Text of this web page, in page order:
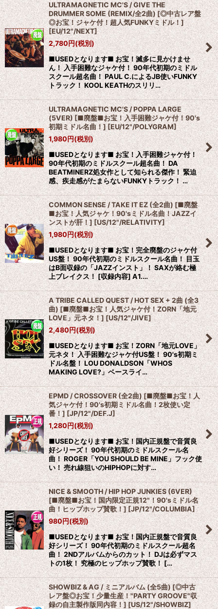
ULTRAMAGNETIC MC'S / GIVE THE
DRUMMER SOME (REMIX/全2曲) [◎中古レア盤
◎お宝！ジャケ付！超人気FUNKYミドル！]
[EU/12"/NEXT]
2,780円(税別)
■USEDとなります■ お宝！滅多に見かけませ
ん！ 入手困難なジャケ付！ 90年代初期のミドル
スクール超名曲！ PAUL C.によるJB使いFUNKY
トラック！ KOOL KEATHのスリリ…
ULTRAMAGNETIC MC'S / POPPA LARGE
(5VER) [■廃盤■お宝！入手困難ジャケ付！90's
初期ミドル名曲！] [EU/12"/POLYGRAM]
1,980円(税別)
■USEDとなります■ お宝！入手困難ジャケ付！
90年代初期のミドルスクール超名曲！ DA
BEATMINERZ処女作として知られる傑作！ 緊迫
感、疾走感がたまらないFUNKYトラック！ …
COMMON SENSE / TAKE IT EZ (全2曲) [■廃盤
■お宝！人気ジャケ！90'sミドル名曲！JAZZイ
ンストが肝！] [US/12"/RELATIVITY]
1,980円(税別)
■USEDとなります■ お宝！完全廃盤のジャケ付
US盤！ 90年代初期のミドルスクール名曲！ 目玉
はB面収録の「JAZZインスト」！ SAXが絡む極
上ブレイクス！ [収録内容] A1.…
A TRIBE CALLED QUEST / HOT SEX + 2曲 (全3
曲) [■廃盤■お宝！人気ジャケ付！ZORN「地元
LOVE」元ネタ！] [US/12"/JIVE]
2,480円(税別)
■USEDとなります■ お宝！ZORN「地元LOVE」
元ネタ！ 入手困難なジャケ付US盤！ 90's初期ミ
ドル名盤！ LOU DONALDSON「WHOS
MAKING LOVE?」ベースライ…
EPMD / CROSSOVER (全2曲) [■廃盤■お宝！人
気ジャケ付！90's初期ミドル名曲！2枚使い定
番！][JP/12"/DEF.J]
1,280円(税別)
■USEDとなります■ お宝！国内正規盤で音質良
好シリーズ！ 90年代初期のミドルスクール名
曲！ ROGER「YOU SHOULD BE MINE」フック使
い！ 売れ線狙いのHIPHOPに対す…
NICE & SMOOTH / HIP HOP JUNKIES (6VER)
[■廃盤■お宝！国内限定正規12"！90'sミドル名
曲！ヒップホップ賛歌！][JP/12"/COLUMBIA]
980円(税別)
■USEDとなります■ お宝！国内正規盤で音質良
好シリーズ！ 90年代初期のミドルスクール超名
曲！ 2NDアルバムからのカット！ DJは必ずマス
トの1枚！ 究極のヒップホップ賛歌！ […
SHOWBIZ & AG / ミニアルバム (全5曲) [◎中古
レア盤◎お宝！少量生産！"PARTY GROOVE"収
録の自主製作版同内容！] [US/12"/SHOWBIZ]